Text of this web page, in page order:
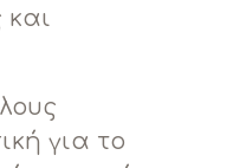
και
για το